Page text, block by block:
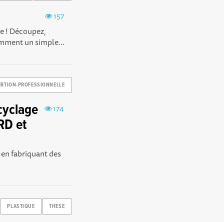
157
! Découpez,
un simple...
PROFESSIONNELLE
174
et
fabriquant des
PLASTIQUE THESE